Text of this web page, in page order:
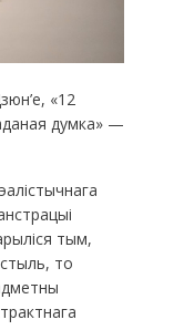
«12
думка» —
тым,
то